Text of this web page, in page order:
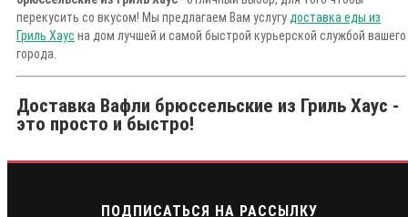
перекусить со вкусом! Мы предлагаем Вам услугу доставка еды из
Гриль Хаус на дом лучшей и самой быстрой курьерской службой вашего
города.
Доставка Вафли брюссельские из Гриль Хаус -
это просто и быстро!
ПОДПИСАТЬСЯ НА РАССЫЛКУ